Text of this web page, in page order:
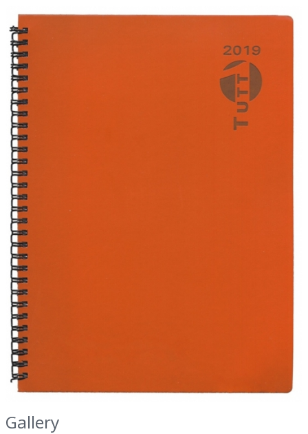
pubbliche: gli aiuti di Stato e gli aiuti de
minimis ricevuti dalla nostra impresa sono
contenuti nel Registro nazionale degli aiuti di
Stato di cui all'art. 52 della L. 234/2012 a cui si
FAQs
LOGIN
REGISTRATI
Gallery